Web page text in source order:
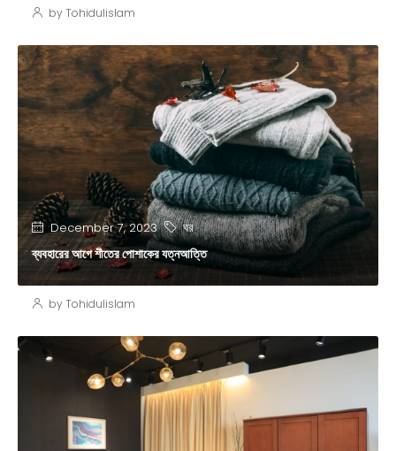
by Tohidulislam
December 7, 2023 ঘর
ব্যবহারের আগে শীতের পোশাকের যত্নআত্তি
by Tohidulislam